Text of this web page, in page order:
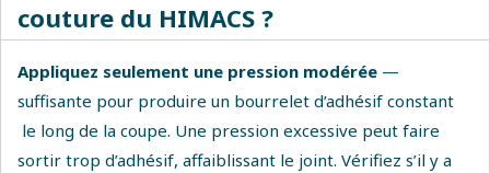
couture du HIMACS ?
Appliquez seulement une pression modérée —
suffisante pour produire un bourrelet d’adhésif constant
le long de la coupe. Une pression excessive peut faire
sortir trop d’adhésif, affaiblissant le joint. Vérifiez s’il y a